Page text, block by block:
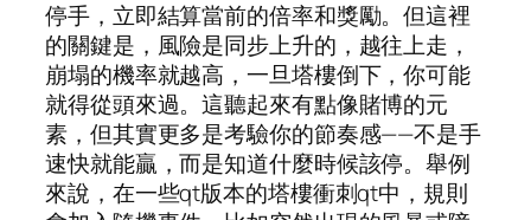
停手，立即結算當前的倍率和獎勵。但這裡
的關鍵是，風險是同步上升的，越往上走，
崩塌的機率就越高，一旦塔樓倒下，你可能
就得從頭來過。這聽起來有點像賭博的元
素，但其實更多是考驗你的節奏感——不是手
速快就能贏，而是知道什麼時候該停。舉例
來說，在一些qt版本的塔樓衝刺qt中，規則